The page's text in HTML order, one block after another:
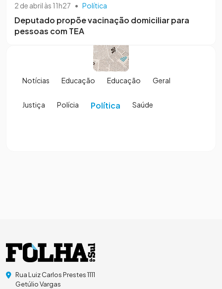
2 de abril às 11h27 • Política
Deputado propõe vacinação domiciliar para
pessoas com TEA
Notícias Educação Educação Geral
Justiça Polícia Política Saúde
Rua Luiz Carlos Prestes 1111
Getúlio Vargas